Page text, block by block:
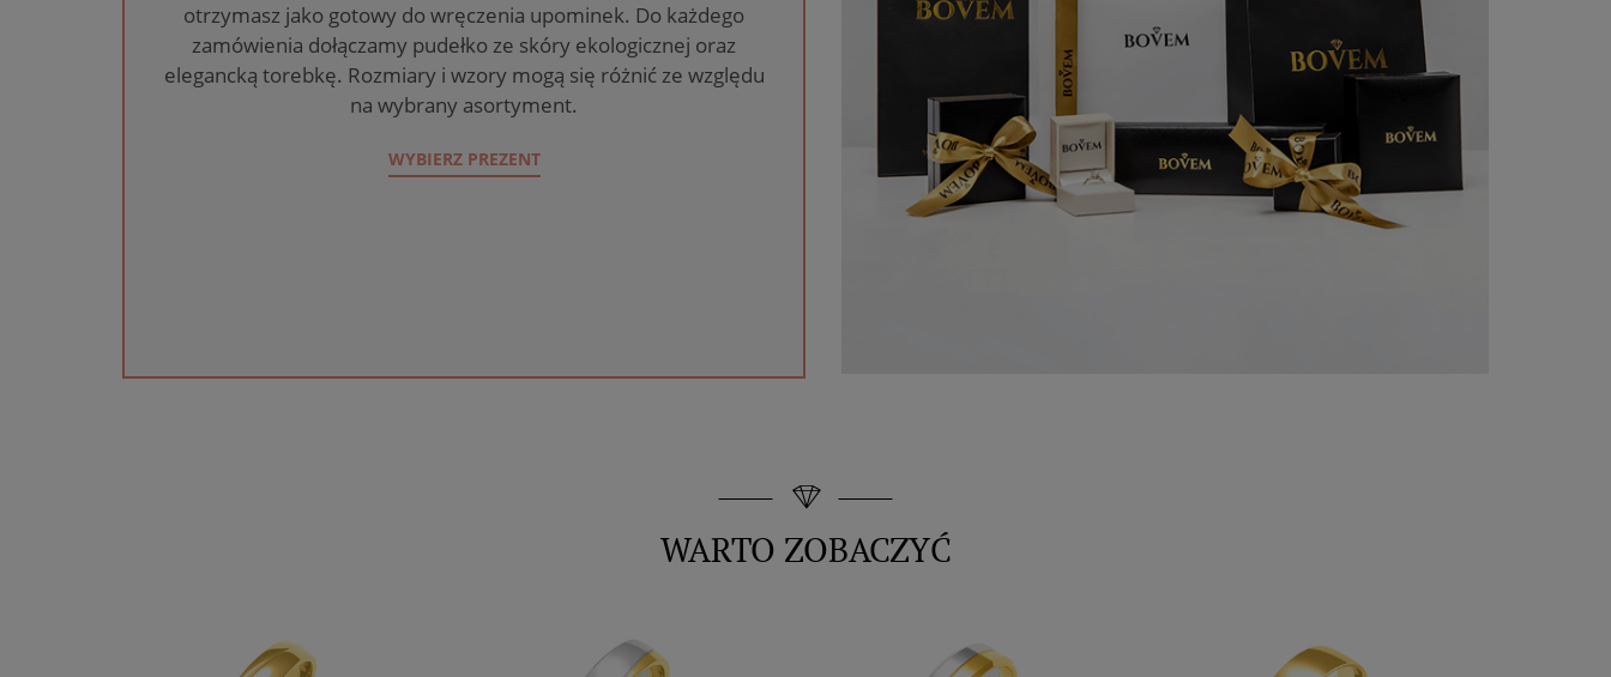
otrzymasz jako gotowy do wręczenia upominek. Do każdego
zamówienia dołączamy pudełko ze skóry ekologicznej oraz
elegancką torebkę. Rozmiary i wzory mogą się różnić ze względu
na wybrany asortyment.
WYBIERZ PREZENT
WARTO ZOBACZYĆ